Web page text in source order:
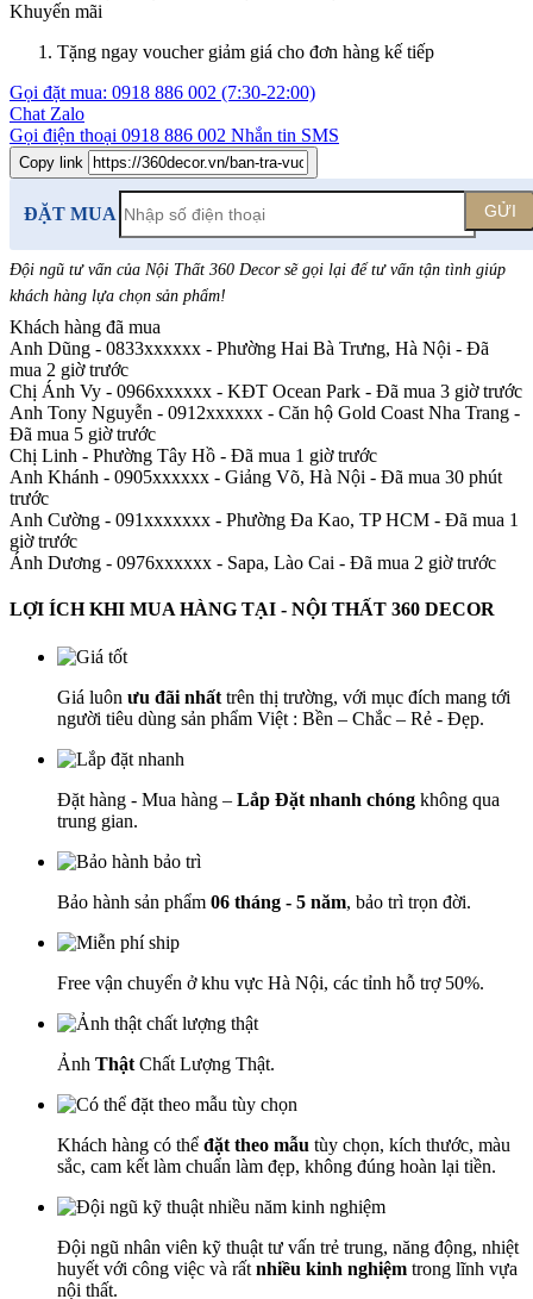
Khuyến mãi
Tặng ngay voucher giảm giá cho đơn hàng kế tiếp
Gọi đặt mua: 0918 886 002 (7:30-22:00)
Chat Zalo
Gọi điện thoại 0918 886 002 Nhắn tin SMS
Copy link
ĐẶT MUA GỬI
Đội ngũ tư vấn của Nội Thất 360 Decor sẽ gọi lại để tư vấn tận tình giúp
khách hàng lựa chọn sản phẩm!
Khách hàng đã mua
Anh Dũng - 0833xxxxxx - Phường Hai Bà Trưng, Hà Nội - Đã
mua 2 giờ trước
Chị Ánh Vy - 0966xxxxxx - KĐT Ocean Park - Đã mua 3 giờ trước
Anh Tony Nguyễn - 0912xxxxxx - Căn hộ Gold Coast Nha Trang -
Đã mua 5 giờ trước
Chị Linh - Phường Tây Hồ - Đã mua 1 giờ trước
Anh Khánh - 0905xxxxxx - Giảng Võ, Hà Nội - Đã mua 30 phút
trước
Anh Cường - 091xxxxxxx - Phường Đa Kao, TP HCM - Đã mua 1
giờ trước
Ánh Dương - 0976xxxxxx - Sapa, Lào Cai - Đã mua 2 giờ trước
LỢI ÍCH KHI MUA HÀNG TẠI - NỘI THẤT 360 DECOR
Giá luôn ưu đãi nhất trên thị trường, với mục đích mang tới
người tiêu dùng sản phẩm Việt : Bền – Chắc – Rẻ - Đẹp.
Đặt hàng - Mua hàng – Lắp Đặt nhanh chóng không qua
trung gian.
Bảo hành sản phẩm 06 tháng - 5 năm, bảo trì trọn đời.
Free vận chuyển ở khu vực Hà Nội, các tỉnh hỗ trợ 50%.
Ảnh Thật Chất Lượng Thật.
Khách hàng có thể đặt theo mẫu tùy chọn, kích thước, màu
sắc, cam kết làm chuẩn làm đẹp, không đúng hoàn lại tiền.
Đội ngũ nhân viên kỹ thuật tư vấn trẻ trung, năng động, nhiệt
huyết với công việc và rất nhiều kinh nghiệm trong lĩnh vựa
nội thất.